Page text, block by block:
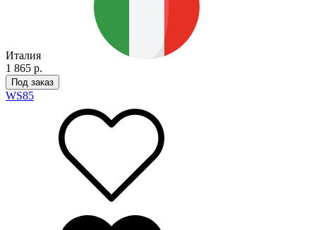
Италия
1 865 р.
Под заказ
WS85